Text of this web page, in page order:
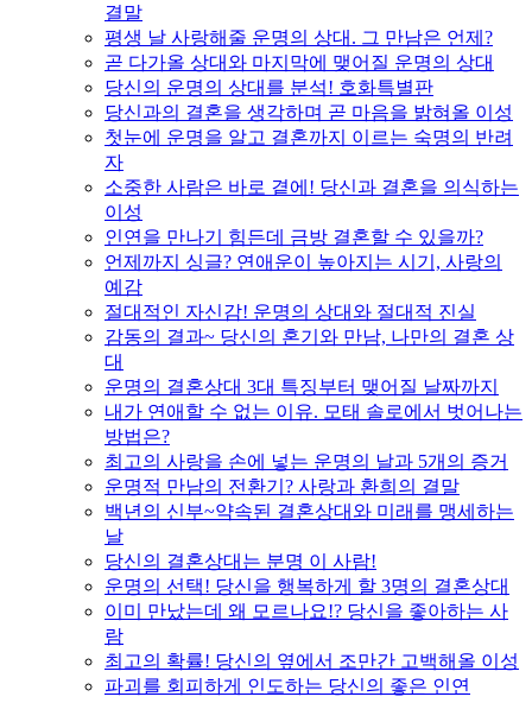
결말
평생 날 사랑해줄 운명의 상대. 그 만남은 언제?
곧 다가올 상대와 마지막에 맺어질 운명의 상대
당신의 운명의 상대를 분석! 호화특별판
당신과의 결혼을 생각하며 곧 마음을 밝혀올 이성
첫눈에 운명을 알고 결혼까지 이르는 숙명의 반려
자
소중한 사람은 바로 곁에! 당신과 결혼을 의식하는
이성
인연을 만나기 힘든데 금방 결혼할 수 있을까?
언제까지 싱글? 연애운이 높아지는 시기, 사랑의
예감
절대적인 자신감! 운명의 상대와 절대적 진실
감동의 결과~ 당신의 혼기와 만남, 나만의 결혼 상
대
운명의 결혼상대 3대 특징부터 맺어질 날짜까지
내가 연애할 수 없는 이유. 모태 솔로에서 벗어나는
방법은?
최고의 사랑을 손에 넣는 운명의 날과 5개의 증거
운명적 만남의 전환기? 사랑과 환희의 결말
백년의 신부~약속된 결혼상대와 미래를 맹세하는
날
당신의 결혼상대는 분명 이 사람!
운명의 선택! 당신을 행복하게 할 3명의 결혼상대
이미 만났는데 왜 모르나요!? 당신을 좋아하는 사
람
최고의 확률! 당신의 옆에서 조만간 고백해올 이성
파괴를 회피하게 인도하는 당신의 좋은 인연